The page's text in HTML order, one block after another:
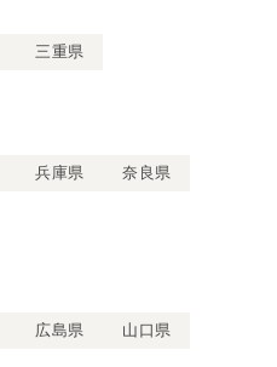
三重県
兵庫県
奈良県
広島県 山口県